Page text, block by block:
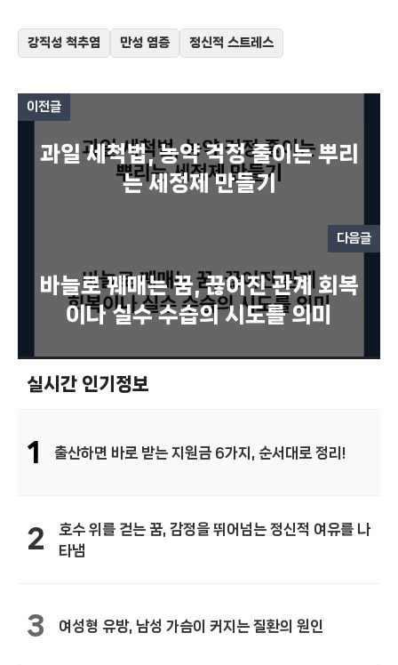
강직성 척추염 만성 염증 정신적 스트레스
이전글
과일 세척법, 농약 걱정 줄이는 뿌리
는 세정제 만들기
다음글
바늘로 꿰매는 꿈, 끊어진 관계 회복
이나 실수 수습의 시도를 의미
실시간 인기정보
1 출산하면 바로 받는 지원금 6가지, 순서대로 정리!
2
호수 위를 걷는 꿈, 감정을 뛰어넘는 정신적 여유를 나
타냄
3 여성형 유방, 남성 가슴이 커지는 질환의 원인